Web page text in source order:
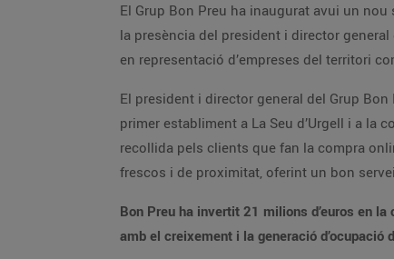
El Grup Bon Preu ha inaugurat avui un nou
la presència del president i director
en representació d’empreses del territori
El president i director general del Grup
primer establiment a La Seu d’Urgell i a la
recollida pels clients que fan la compra
frescos i de proximitat, oferint un bon
Bon Preu ha invertit 21 milions d’euros en
amb el creixement i la generació d’ocupació